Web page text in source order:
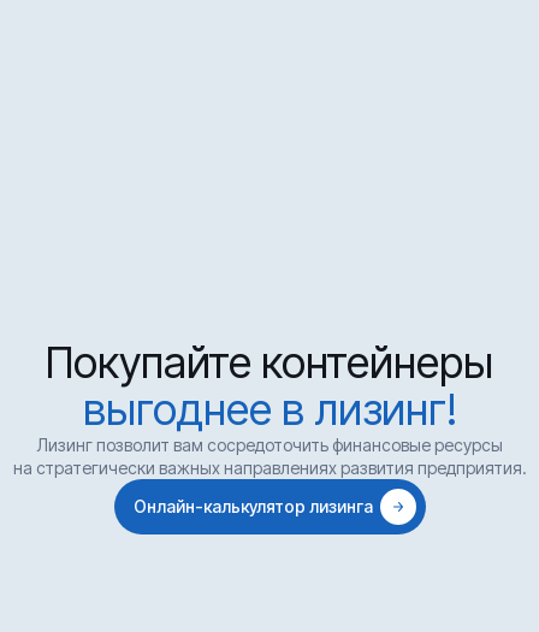
Покупайте контейнеры
выгоднее в лизинг!
Лизинг позволит вам сосредоточить финансовые ресурсы
на стратегически важных направлениях развития предприятия.
Онлайн-калькулятор лизинга